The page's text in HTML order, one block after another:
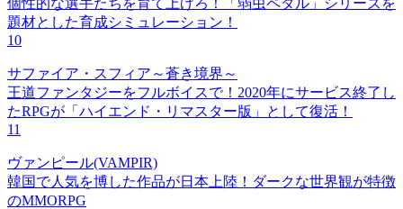
題材とした育成シミュレーション！
10
サファイア・スフィア～蒼き境界～
王道ファンタジーをフルボイスで！2020年にサービス終了し
たRPGが「ハイエンド・リマスター版」として復活！
11
ヴァンピール(VAMPIR)
韓国で人気を博した作品が日本上陸！ダークな世界観が特徴
のMMORPG